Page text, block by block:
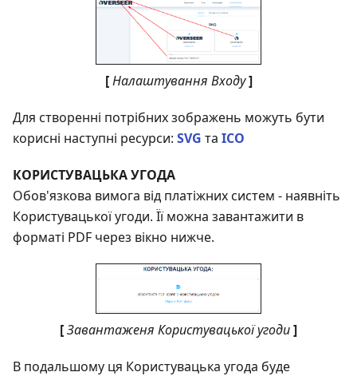
[ Налаштування Входу ]
Для створенні потрібних зображень можуть бути
корисні наступні ресурси: SVG та ICO
КОРИСТУВАЦЬКА УГОДА
Обов'язкова вимога від платіжних систем - наявніть
Користувацької угоди. Її можна завантажити в
форматі PDF через вікно нижче.
[Завантаженя Користувацької угоди]
В подальшому ця Користувацька угода буде